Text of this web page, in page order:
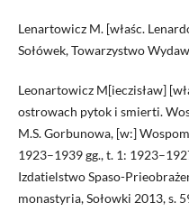
Lenartowicz M. [właśc.
Sołówek, Towarzystwo
Leonartowicz M[ieczisław]
ostrowach pytok i smierti.
M.S. Gorbunowa, [w:]
1923–1939 gg., t. 1:
Izdatielstwo Spaso-
monastyria, Sołowki 2013, s.